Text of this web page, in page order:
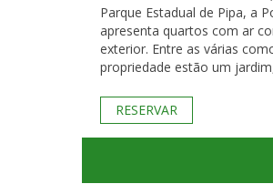
Parque Estadual de Pipa, a
apresenta quartos com ar
exterior. Entre as várias
propriedade estão um
RESERVAR